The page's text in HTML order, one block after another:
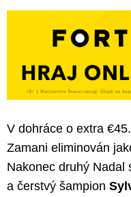
V dohráce o extra
Zamani eliminován
Nakonec druhý Nadal
a čerstvý šampion